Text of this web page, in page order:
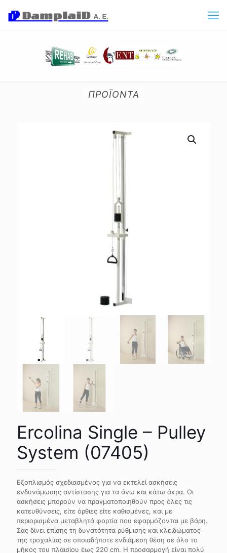
ΠΡΟΪΟΝΤΑ
Ercolina Single – Pulley
System (07405)
Εξοπλισμός σχεδιασμένος για να εκτελεί ασκήσεις
ενδυνάμωσης αντίστασης για τα άνω και κάτω άκρα. Οι
ασκήσεις μπορούν να πραγματοποιηθούν προς όλες τις
κατευθύνσεις, είτε όρθιες είτε καθισμένες, και με
περιορισμένα μεταβλητά φορτία που εφαρμόζονται με βάρη.
Σας δίνει επίσης τη δυνατότητα ρύθμισης και κλειδώματος
της τροχαλίας σε οποιαδήποτε ενδιάμεση θέση σε όλο το
μήκος του πλαισίου έως 220 cm. Η προσαρμογή είναι πολύ